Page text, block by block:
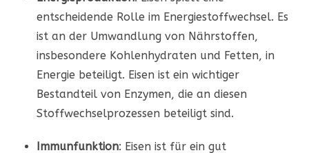
entscheidende Rolle im Energiestoffwechsel. Es
ist an der Umwandlung von Nährstoffen,
insbesondere Kohlenhydraten und Fetten, in
Energie beteiligt. Eisen ist ein wichtiger
Bestandteil von Enzymen, die an diesen
Stoffwechselprozessen beteiligt sind.
Immunfunktion: Eisen ist für ein gut